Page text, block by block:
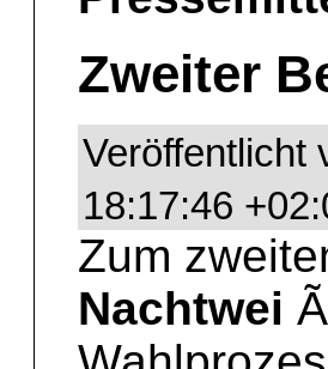
Zweiter
Veröffentlicht
18:17:46
Zum
Nachtwei